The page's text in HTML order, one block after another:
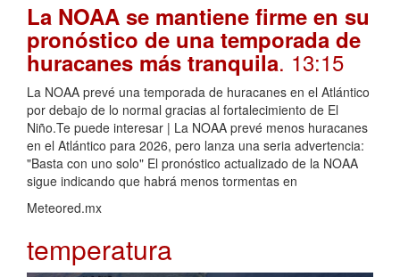
La NOAA se mantiene firme en su
pronóstico de una temporada de
huracanes más tranquila. 13:15
La NOAA prevé una temporada de huracanes en el Atlántico
por debajo de lo normal gracias al fortalecimiento de El
Niño.Te puede interesar | La NOAA prevé menos huracanes
en el Atlántico para 2026, pero lanza una seria advertencia:
"Basta con uno solo" El pronóstico actualizado de la NOAA
sigue indicando que habrá menos tormentas en
Meteored.mx
temperatura